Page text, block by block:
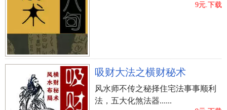
9元.下载
吸财大法之横财秘术
风水师不传之秘择住宅法事事顺利
法，五大化煞法器......